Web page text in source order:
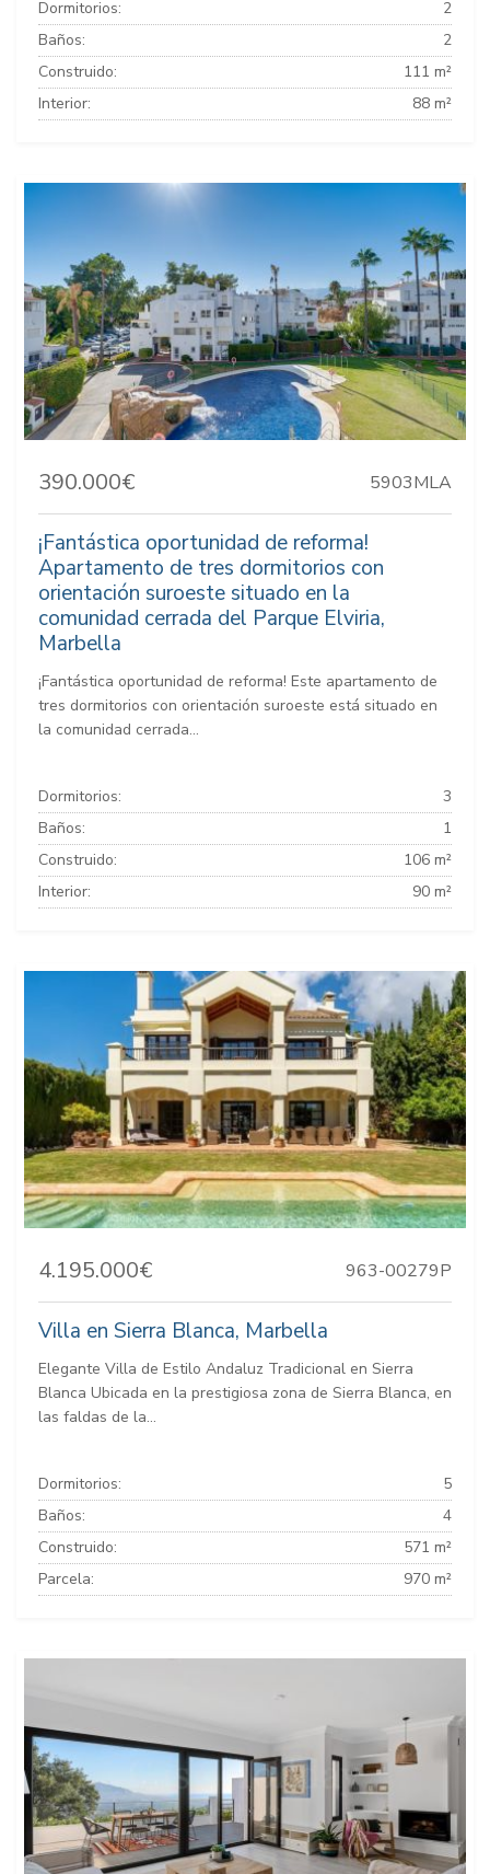
Dormitorios:
2
Baños:
2
Construido:
111 m²
Interior:
88 m²
390.000€ 5903MLA
¡Fantástica oportunidad de reforma!
Apartamento de tres dormitorios con
orientación suroeste situado en la
comunidad cerrada del Parque Elviria,
Marbella
¡Fantástica oportunidad de reforma! Este apartamento de
tres dormitorios con orientación suroeste está situado en
la comunidad cerrada...
Dormitorios:
3
Baños:
1
Construido:
106 m²
Interior:
90 m²
4.195.000€ 963-00279P
Villa en Sierra Blanca, Marbella
Elegante Villa de Estilo Andaluz Tradicional en Sierra
Blanca Ubicada en la prestigiosa zona de Sierra Blanca, en
las faldas de la...
Dormitorios:
5
Baños:
4
Construido:
571 m²
Parcela:
970 m²